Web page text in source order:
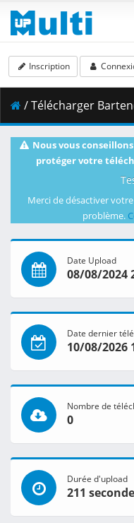
Inscription
/ Télécharger
Nous vous
protéger votre
Merci de désactiver
problème.
Date Upload
08/08/2024
Date dernier
10/08/2026
Nombre de
0
Durée d'upload
211